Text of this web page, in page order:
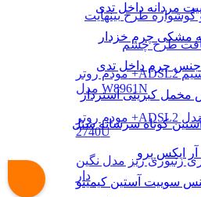
طرح بینهایت
طرح چشم
مودم روتر +ADSL2 بی سیم TP-LINK
مدل W8961N
مودم روتر +ADSL2 بی سیم نتنزا مدل
2740U
زنبوری ریز مدل نگین
دار
مردانه داخل تدی
مشکی چرم خزدار
جنس چرم داخل تدی
مخمل کبریتی آستردار
کوتاه سرشانه شنل
آر ایکس پرو
سوییت آستین کیمینو